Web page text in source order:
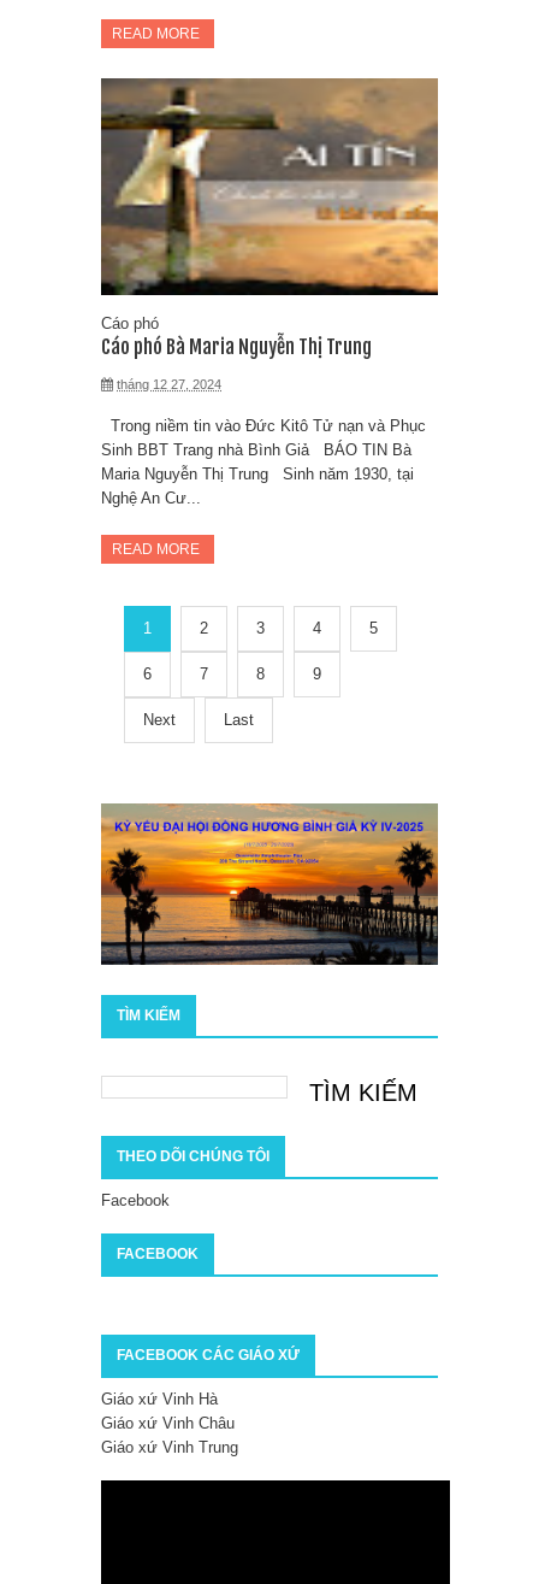
READ MORE
Cáo phó
Cáo phó Bà Maria Nguyễn Thị Trung
tháng 12 27, 2024
Trong niềm tin vào Đức Kitô Tử nạn và Phục
Sinh BBT Trang nhà Bình Giả BÁO TIN Bà
Maria Nguyễn Thị Trung Sinh năm 1930, tại
Nghệ An Cư...
READ MORE
1 2 3 4 5
6 7 8 9
Next Last
TÌM KIẾM
THEO DÕI CHÚNG TÔI
Facebook
FACEBOOK
FACEBOOK CÁC GIÁO XỨ
Giáo xứ Vinh Hà
Giáo xứ Vinh Châu
Giáo xứ Vinh Trung